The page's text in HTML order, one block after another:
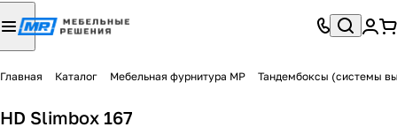
Главная Каталог Мебельная фурнитура МР Тандембоксы (системы
HD Slimbox 167